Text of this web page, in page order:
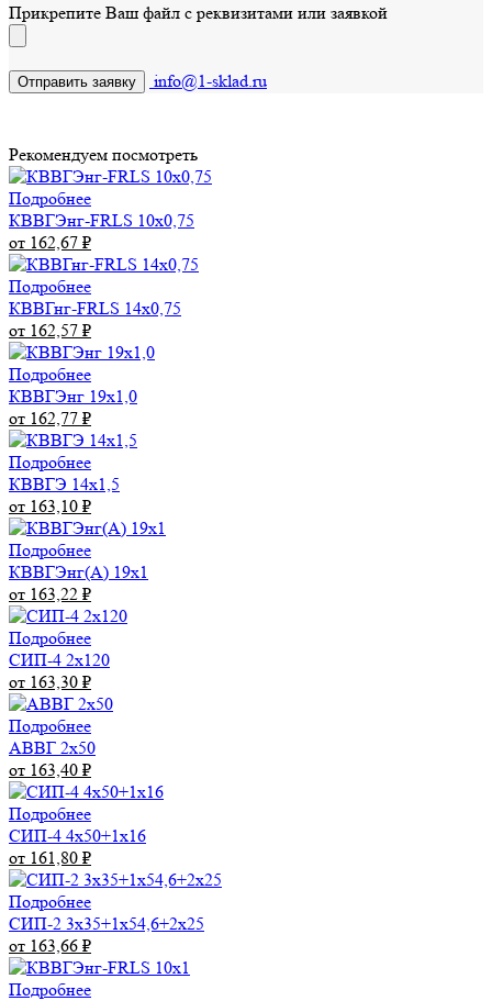
Прикрепите Ваш файл с реквизитами или заявкой
info@1-sklad.ru
Рекомендуем посмотреть
Подробнее
КВВГЭнг-FRLS 10х0,75
от 162,67 ₽
Подробнее
КВВГнг-FRLS 14х0,75
от 162,57 ₽
Подробнее
КВВГЭнг 19х1,0
от 162,77 ₽
Подробнее
КВВГЭ 14х1,5
от 163,10 ₽
Подробнее
КВВГЭнг(А) 19х1
от 163,22 ₽
Подробнее
СИП-4 2х120
от 163,30 ₽
Подробнее
АВВГ 2х50
от 163,40 ₽
Подробнее
СИП-4 4х50+1х16
от 161,80 ₽
Подробнее
СИП-2 3х35+1х54,6+2х25
от 163,66 ₽
Подробнее